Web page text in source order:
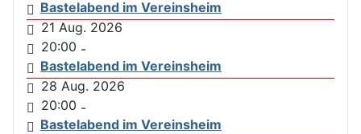
Bastelabend im Vereinsheim
21 Aug. 2026
20:00 -
Bastelabend im Vereinsheim
28 Aug. 2026
20:00 -
Bastelabend im Vereinsheim